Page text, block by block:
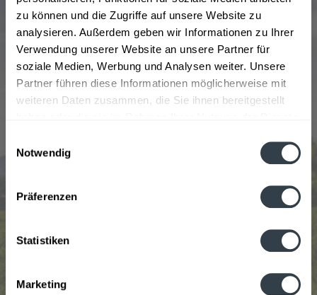
zu können und die Zugriffe auf unsere Website zu
analysieren. Außerdem geben wir Informationen zu Ihrer
Verwendung unserer Website an unsere Partner für
soziale Medien, Werbung und Analysen weiter. Unsere
Partner führen diese Informationen möglicherweise mit
weiteren Daten zusammen, die Sie ihnen bereitgestellt
Notwendig
Präferenzen
Statistiken
Marketing
Cousins Axel und Thomas Stauder geführt. Zu den
Produkten der Brauerei zählen Stauder Pils, Stauder
Ruhrtyp Hell, Stauder alkoholfrei, Tut Gut Malz,
Borbecker Helles Dampfbier, Borbecker Salonbier,
Stauder Radler, die alkoholfreie Stauder Fassbrause
Zitrone und Stauder Fassbrause Apfel-Rhabarber. Diese
Getränkelieferservice geliefert.